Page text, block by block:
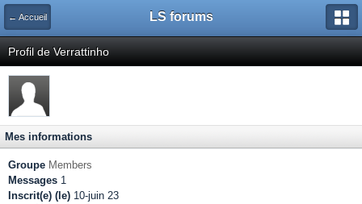
← Accueil LS forums
Profil de Verrattinho
Mes informations
Groupe Members
Messages 1
Inscrit(e) (le) 10-juin 23